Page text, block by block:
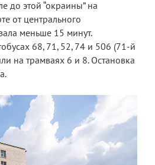
до этой “окраины” на
от центрального
меньше 15 минут.
68, 71, 52, 74 и 506 (71-й
на трамваях 6 и 8. Остановка